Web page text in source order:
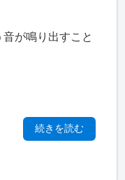
が鳴り出すこと
続きを読む